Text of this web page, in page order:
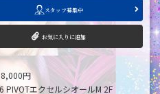
円
PIVOTエクセルシオールM 2F
スタッフ募集中
お気に入りに追加